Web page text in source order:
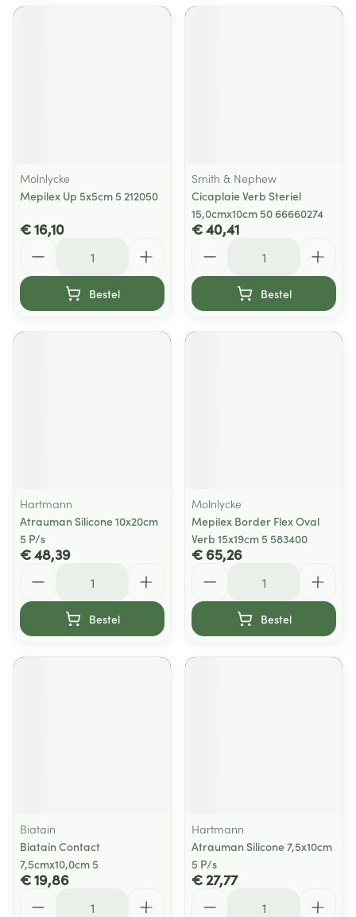
Molnlycke
Mepilex Up 5x5cm 5 212050
€ 16,10
Bestel
Smith & Nephew
Cicaplaie Verb Steriel
15,0cmx10cm 50 66660274
€ 40,41
Bestel
Hartmann
Atrauman Silicone 10x20cm
5 P/s
€ 48,39
Bestel
Molnlycke
Mepilex Border Flex Oval
Verb 15x19cm 5 583400
€ 65,26
Bestel
Biatain
Biatain Contact
7,5cmx10,0cm 5
€ 19,86
Hartmann
Atrauman Silicone 7,5x10cm
5 P/s
€ 27,77